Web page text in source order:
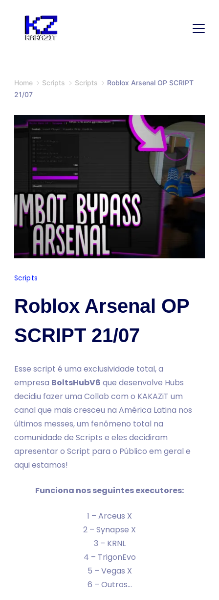
Home Scripts Scripts
Roblox Arsenal OP SCRIPT
21/07
Scripts
Roblox Arsenal OP
SCRIPT 21/07
Esse script é uma exclusividade total, a
empresa BoltsHubV6 que desenvolve Hubs
decidiu fazer uma Collab com o KAKAZiT um
canal que mais cresceu na América Latina nos
últimos messes, um fenômeno total na
comunidade de Scripts e eles decidiram
apresentar o Script para o Público em geral e
aqui estamos!
Funciona nos seguintes executores:
1 – Arceus X
2 – Synapse X
3 – KRNL
4 – TrigonEvo
5 – Vegas X
6 – Outros…